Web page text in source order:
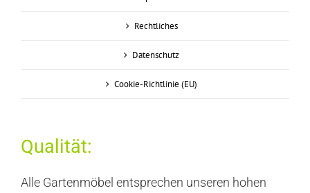
Rechtliches
Datenschutz
Cookie-Richtlinie (EU)
Qualität:
Alle Gartenmöbel entsprechen unseren hohen